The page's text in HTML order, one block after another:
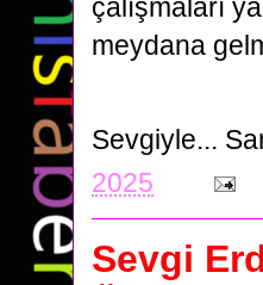
çalışmaları
meydana
Sevgiyle...
2025
Sevgi